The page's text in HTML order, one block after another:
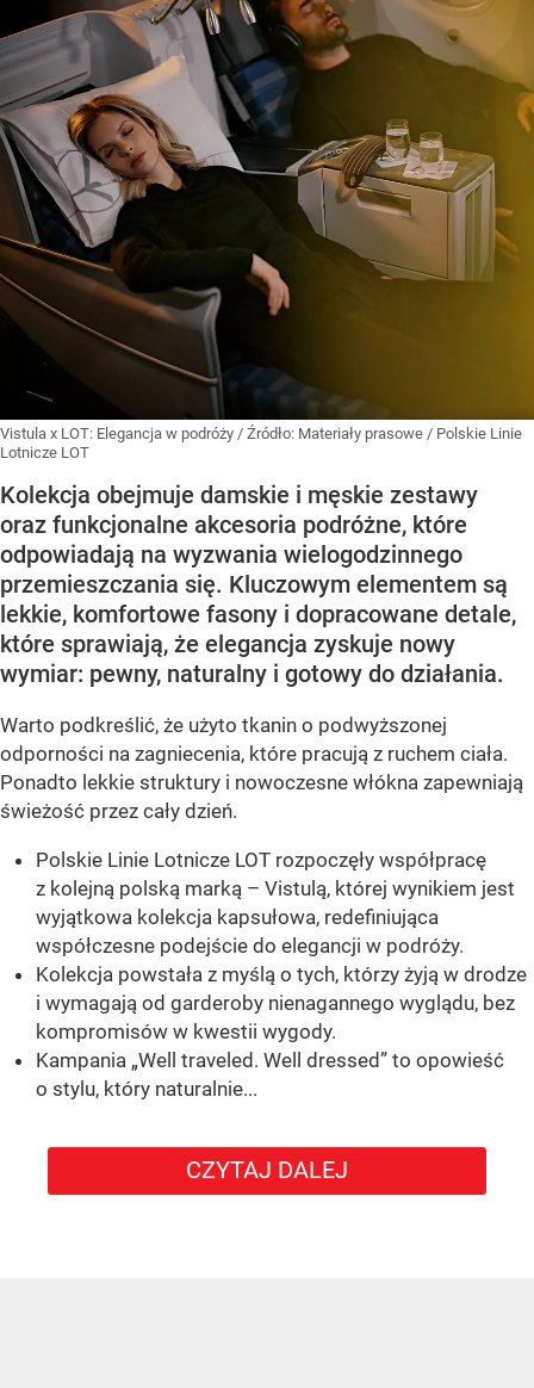
Vistula x LOT: Elegancja w podróży / Źródło: Materiały prasowe / Polskie Linie
Lotnicze LOT
Kolekcja obejmuje damskie i męskie zestawy
oraz funkcjonalne akcesoria podróżne, które
odpowiadają na wyzwania wielogodzinnego
przemieszczania się. Kluczowym elementem są
lekkie, komfortowe fasony i dopracowane detale,
które sprawiają, że elegancja zyskuje nowy
wymiar: pewny, naturalny i gotowy do działania.
Warto podkreślić, że użyto tkanin o podwyższonej
odporności na zagniecenia, które pracują z ruchem ciała.
Ponadto lekkie struktury i nowoczesne włókna zapewniają
świeżość przez cały dzień.
Polskie Linie Lotnicze LOT rozpoczęły współpracę
z kolejną polską marką – Vistulą, której wynikiem jest
wyjątkowa kolekcja kapsułowa, redefiniująca
współczesne podejście do elegancji w podróży.
Kolekcja powstała z myślą o tych, którzy żyją w drodze
i wymagają od garderoby nienagannego wyglądu, bez
kompromisów w kwestii wygody.
Kampania „Well traveled. Well dressed” to opowieść
o stylu, który naturalnie...
CZYTAJ DALEJ